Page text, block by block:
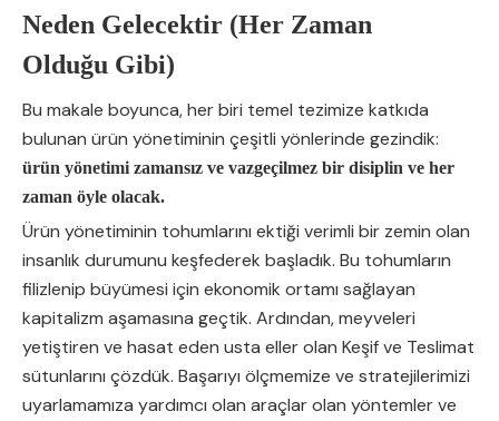
Neden Gelecektir (Her Zaman
Olduğu Gibi)
Bu makale boyunca, her biri temel tezimize katkıda
bulunan ürün yönetiminin çeşitli yönlerinde gezindik:
ürün yönetimi zamansız ve vazgeçilmez bir disiplin ve her
zaman öyle olacak.
Ürün yönetiminin tohumlarını ektiği verimli bir zemin olan
insanlık durumunu keşfederek başladık. Bu tohumların
filizlenip büyümesi için ekonomik ortamı sağlayan
kapitalizm aşamasına geçtik. Ardından, meyveleri
yetiştiren ve hasat eden usta eller olan Keşif ve Teslimat
sütunlarını çözdük. Başarıyı ölçmemize ve stratejilerimizi
uyarlamamıza yardımcı olan araçlar olan yöntemler ve